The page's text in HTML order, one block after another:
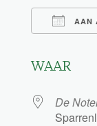
AAN
WAAR
De